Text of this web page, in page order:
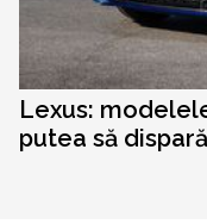
Lexus:
putea să dispară